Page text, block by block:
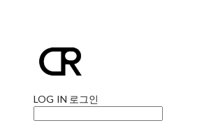
LOG IN 로그인